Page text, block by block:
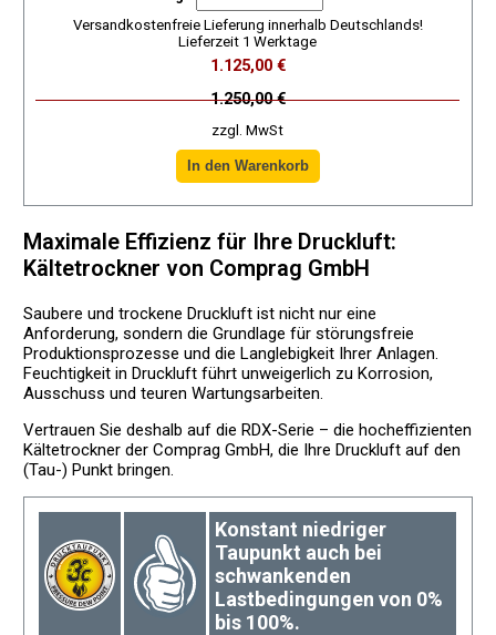
Versandkostenfreie Lieferung innerhalb Deutschlands!
Lieferzeit 1 Werktage
1.125,00 €
1.250,00 €
zzgl. MwSt
Maximale Effizienz für Ihre Druckluft:
Kältetrockner von Comprag GmbH
Saubere und trockene Druckluft ist nicht nur eine
Anforderung, sondern die Grundlage für störungsfreie
Produktionsprozesse und die Langlebigkeit Ihrer Anlagen.
Feuchtigkeit in Druckluft führt unweigerlich zu Korrosion,
Ausschuss und teuren Wartungsarbeiten.
Vertrauen Sie deshalb auf die RDX-Serie – die hocheffizienten
Kältetrockner der Comprag GmbH, die Ihre Druckluft auf den
(Tau-) Punkt bringen.
Konstant niedriger
Taupunkt auch bei
schwankenden
Lastbedingungen von 0%
bis 100%.